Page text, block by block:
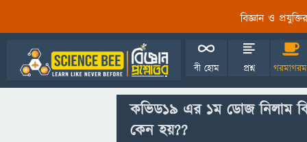
বিজ্ঞান ও
বী হোম প্রশ্ন
কভিড১৯ এর ১ম ডোজ নিলাম
কেন হয়??